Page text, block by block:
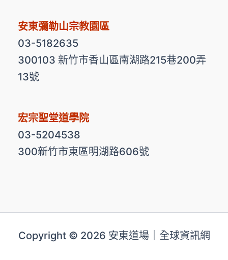
安東彌勒山宗教園區
03-5182635
300103 新竹市香山區南湖路215巷200弄
13號
宏宗聖堂道學院
03-5204538
300新竹市東區明湖路606號
Copyright © 2026 安東道場｜全球資訊網